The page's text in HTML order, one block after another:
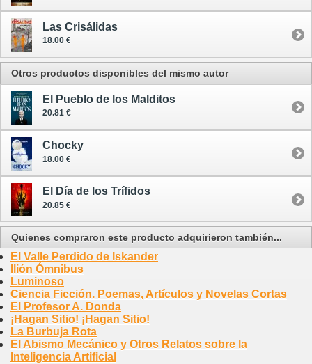
Las Crisálidas
18.00 €
Otros productos disponibles del mismo autor
El Pueblo de los Malditos
20.81 €
Chocky
18.00 €
El Día de los Trífidos
20.85 €
Quienes compraron este producto adquirieron también...
El Valle Perdido de Iskander
Ilión Ómnibus
Luminoso
Ciencia Ficción. Poemas, Artículos y Novelas Cortas
El Profesor A. Donda
¡Hagan Sitio! ¡Hagan Sitio!
La Burbuja Rota
El Abismo Mecánico y Otros Relatos sobre la
Inteligencia Artificial